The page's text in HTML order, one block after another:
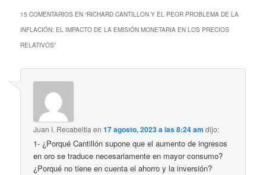
15 COMENTARIOS EN “RICHARD CANTILLON Y EL PEOR PROBLEMA DE LA
INFLACIÓN: EL IMPACTO DE LA EMISIÓN MONETARIA EN LOS PRECIOS
RELATIVOS”
Juan I. Recabeitia en17 agosto, 2023 a las 8:24 am dijo:
1- ¿Porqué Cantillón supone que el aumento de ingresos
en oro se traduce necesariamente en mayor consumo?
¿Porqué no tiene en cuenta el ahorro y la inversión?